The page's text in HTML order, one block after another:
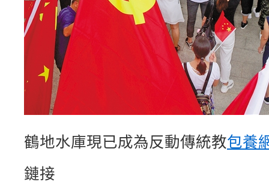
鶴地水庫現已成為反動傳統教包養
鏈接